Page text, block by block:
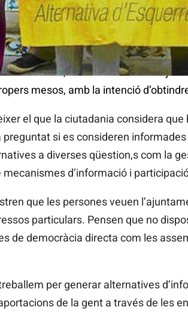
ha començat a fer enquestes a les
de mercat, i al final de setmana ja
mesos, amb la intenció
el que la ciutadania considera
preguntat si es consideren
a diverses qüestion,s com la
d’informació i
que les persones veuen
particulars. Pensen que no
de democràcia directa com les
per generar alternatives
de la gent a través de les